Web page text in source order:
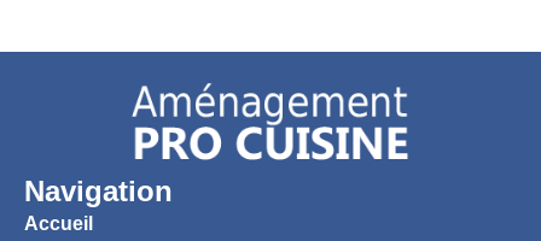
Navigation
Accueil